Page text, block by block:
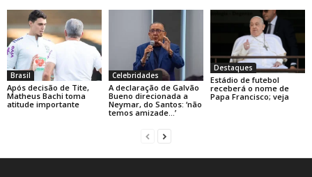
Brasil
Após decisão de Tite,
Matheus Bachi toma
atitude importante
Celebridades
A declaração de Galvão
Bueno direcionada a
Neymar, do Santos: ‘não
temos amizade…’
Destaques
Estádio de futebol
receberá o nome de
Papa Francisco; veja